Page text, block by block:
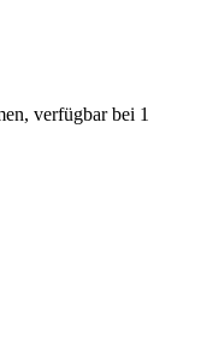
verfügbar bei 1